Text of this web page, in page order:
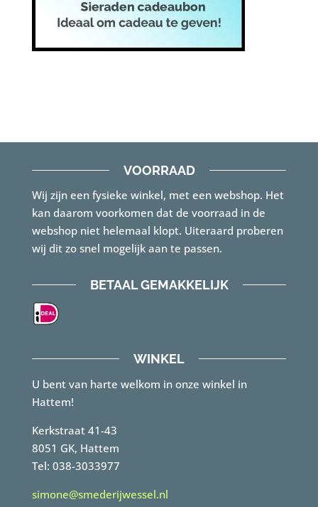
VOORRAAD
Wij zijn een fysieke winkel, met een webshop. Het
kan daarom voorkomen dat de voorraad in de
webshop niet helemaal klopt. Uiteraard proberen
wij dit zo snel mogelijk aan te passen.
BETAAL GEMAKKELIJK
WINKEL
U bent van harte welkom in onze winkel in
Hattem!
Kerkstraat 41-43
8051 GK, Hattem
Tel: 038-3033977
simone@smederijwessel.nl